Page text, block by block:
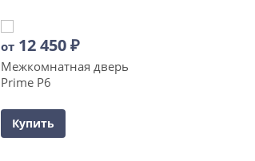
от 12 450₽
Межкомнатная дверь
Prime P6
Купить